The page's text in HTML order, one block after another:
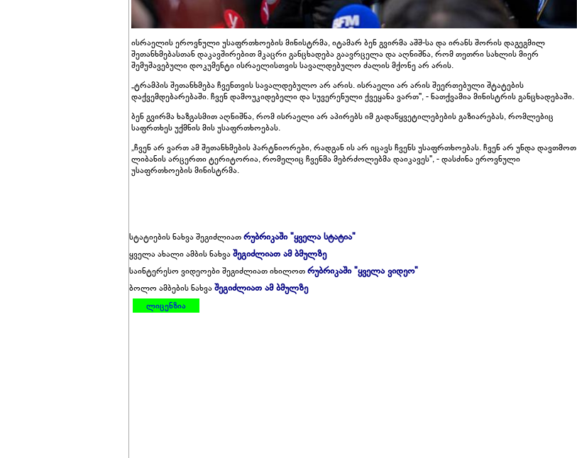
ისრაელის ეროვნული უსაფრთხოების მინისტრმა, იტამარ ბენ გვირმა აშშ-სა და ირანს შორის დაგეგმილ
შეთანხმებასთან დაკავშირებით მკაცრი განცხადება გაავრცელა და აღნიშნა, რომ თეთრი სახლის მიერ
შემუშავებული დოკუმენტი ისრაელისთვის სავალდებულო ძალის მქონე არ არის.
„ტრამპის შეთანხმება ჩვენთვის სავალდებულო არ არის. ისრაელი არ არის შეერთებული შტატების
დაქვემდებარებაში. ჩვენ დამოუკიდებელი და სუვერენული ქვეყანა ვართ", - ნათქვამია მინისტრის განცხადებაში.
ბენ გვირმა ხაზგასმით აღნიშნა, რომ ისრაელი არ აპირებს იმ გადაწყვეტილებების გაზიარებას, რომლებიც
საფრთხეს უქმნის მის უსაფრთხოებას.
„ჩვენ არ ვართ ამ შეთანხმების პარტნიორები, რადგან ის არ იცავს ჩვენს უსაფრთხოებას. ჩვენ არ უნდა დავთმოთ
ლიბანის არცერთი ტერიტორია, რომელიც ჩვენმა მებრძოლებმა დაიკავეს", - დასძინა ეროვნული
უსაფრთხოების მინისტრმა.
სტატიების ნახვა შეგიძლიათრუბრიკაში "ყველა სტატია"
ყველა ახალი ამბის ნახვაშეგიძლიათ ამ ბმულზე
საინტერესო ვიდეოები შეგიძლიათ იხილოთრუბრიკაში "ყველა ვიდეო"
ბოლო ამბების ნახვაშეგიძლიათ ამ ბმულზე
ლიცენზია